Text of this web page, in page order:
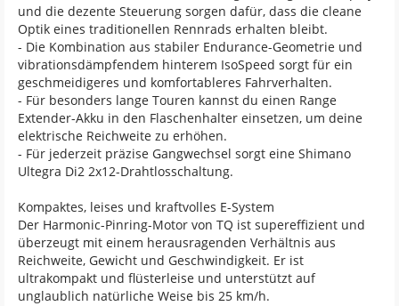
und die dezente Steuerung sorgen dafür, dass die cleane
Optik eines traditionellen Rennrads erhalten bleibt.
- Die Kombination aus stabiler Endurance-Geometrie und
vibrationsdämpfendem hinterem IsoSpeed sorgt für ein
geschmeidigeres und komfortableres Fahrverhalten.
- Für besonders lange Touren kannst du einen Range
Extender-Akku in den Flaschenhalter einsetzen, um deine
elektrische Reichweite zu erhöhen.
- Für jederzeit präzise Gangwechsel sorgt eine Shimano
Ultegra Di2 2x12-Drahtlosschaltung.
Kompaktes, leises und kraftvolles E-System
Der Harmonic-Pinring-Motor von TQ ist supereffizient und
überzeugt mit einem herausragenden Verhältnis aus
Reichweite, Gewicht und Geschwindigkeit. Er ist
ultrakompakt und flüsterleise und unterstützt auf
unglaublich natürliche Weise bis 25 km/h.